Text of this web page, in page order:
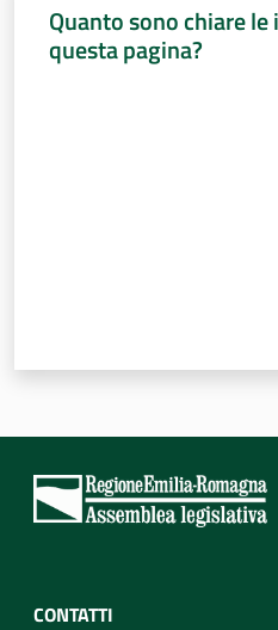
Quanto sono chiare
questa pagina?
CONTATTI